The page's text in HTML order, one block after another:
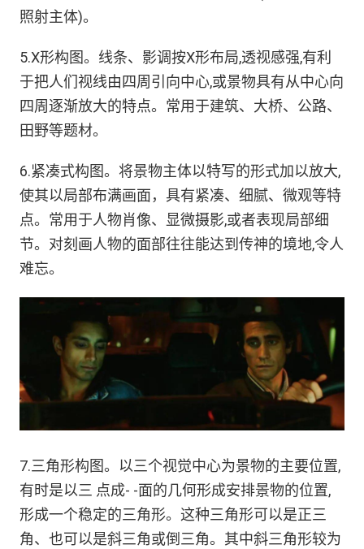
照射主体)。
5.X形构图。线条、影调按X形布局,透视感强,有利
于把人们视线由四周引向中心,或景物具有从中心向
四周逐渐放大的特点。常用于建筑、大桥、公路、
田野等题材。
6.紧凑式构图。将景物主体以特写的形式加以放大,
使其以局部布满画面，具有紧凑、细腻、微观等特
点。常用于人物肖像、显微摄影,或者表现局部细
节。对刻画人物的面部往往能达到传神的境地,令人
难忘。
7.三角形构图。以三个视觉中心为景物的主要位置,
有时是以三 点成- -面的几何形成安排景物的位置,
形成一个稳定的三角形。这种三角形可以是正三
角、也可以是斜三角或倒三角。其中斜三角形较为